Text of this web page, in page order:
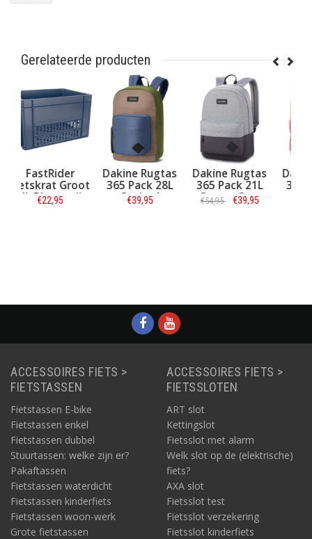
Gerelateerde producten
Dakine Rugtas
365 Pack 28L
Seabed
€39,95
Dakine Rugtas
365 Pack 21L
Geyser Grey
€54,95
Dakine Rugtas
365 Pack 21L
Salmon Bay
€32,95
ACCESSOIRES FIETS >
FIETSTASSEN
Fietstassen E-bike
Fietstassen enkel
Fietstassen dubbel
Stuurtassen: welke zijn er?
Pakaftassen
Fietstassen waterdicht
Fietstassen kinderfiets
Fietstassen woon-werk
Grote fietstassen
ACCESSOIRES FIETS >
FIETSSLOTEN
ART slot
Kettingslot
Fietsslot met alarm
Welk slot op de (elektrische)
fiets?
AXA slot
Fietsslot test
Fietsslot verzekering
Fietsslot kinderfiets